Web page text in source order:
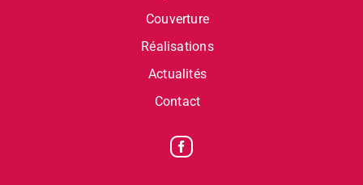
Couverture
Réalisations
Actualités
Contact